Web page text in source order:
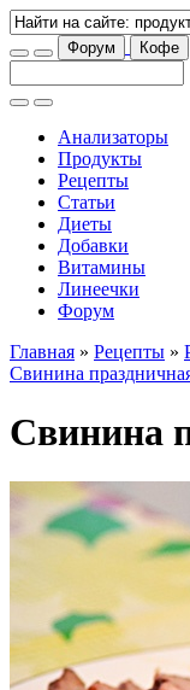
Форум Кофе
Анализаторы
Продукты
Рецепты
Статьи
Диеты
Добавки
Витамины
Линеечки
Форум
Главная » Рецепты »
Свинина
Свинина